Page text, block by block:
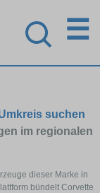
☰
suchen
im regionalen
dieser Marke in
bündelt Corvette